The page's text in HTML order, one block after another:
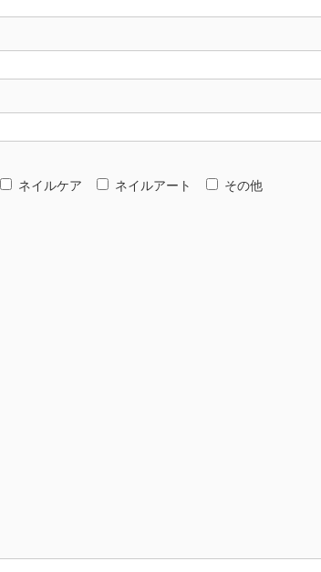
ネイルケア ネイルアート その他